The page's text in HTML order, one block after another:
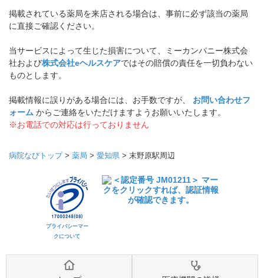
掲載されている薬局を来店される場合は、事前に必ず該当の薬局
に直接ご確認ください。
当サービスによって生じた損害について、ミーカンパニー株式会
社および株式会社eヘルスケアではその賠償の責任を一切負わない
ものとします。
掲載情報に誤りがある場合には、お手数ですが、 お問い合わせフ
ォーム からご連絡をいただけますようお願いいたします。
※お電話での対応は行っておりません
病院なびトップ> 薬局 > 愛知県 > 末野原駅周辺
プライバシーマー
クについて